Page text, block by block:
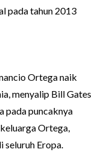
pada tahun 2013
Ortega naik
menyalip Bill Gates
pada puncaknya
Ortega,
Eropa.